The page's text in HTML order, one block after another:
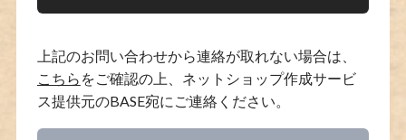
上記のお問い合わせから連絡が取れない場合は、
こちら をご確認の上、ネットショップ作成サービ
ス提供元のBASE宛にご連絡ください。